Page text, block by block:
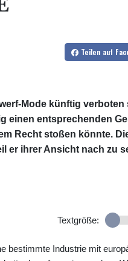
Teilen auf
Mode künftig verboten
einen entsprechenden
Recht stoßen könnte.
er ihrer Ansicht nach zu
Textgröße:
bestimmte Industrie mit